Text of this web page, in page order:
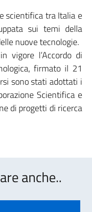
scientifica tra Italia e
sui temi della
nuove tecnologie.
vigore l’Accordo di
firmato il 21
sono stati adottati i
Scientifica e
di progetti di ricerca
anche..